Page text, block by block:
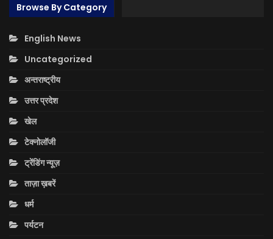
Browse By Category
English News
Uncategorized
अन्तराष्ट्रीय
उत्तर प्रदेश
खेल
टेक्नोलॉजी
ट्रेंडिंग न्यूज़
ताज़ा ख़बरें
धर्म
पर्यटन